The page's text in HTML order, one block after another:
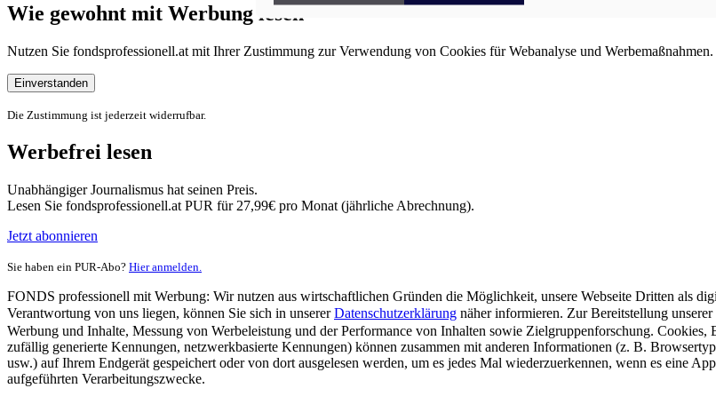
Wie gewohnt mit Werbung lesen
Nutzen Sie fondsprofessionell.at mit Ihrer Zustimmung zur Verwendung von Cookies für Webanalyse und Werbemaßnahmen.
Einverstanden
Die Zustimmung ist jederzeit widerrufbar.
Werbefrei lesen
Unabhängiger Journalismus hat seinen Preis.
Lesen Sie fondsprofessionell.at PUR für 27,99€ pro Monat (jährliche Abrechnung).
Jetzt abonnieren
Sie haben ein PUR-Abo? Hier anmelden.
FONDS professionell mit Werbung: Wir nutzen aus wirtschaftlichen Gründen die Möglichkeit, unsere Webseite Dritten als
Verantwortung von uns liegen, können Sie sich in unsererDatenschutzerklärung näher informieren. Zur Bereitstellung
Werbung und Inhalte, Messung von Werbeleistung und der Performance von Inhalten sowie Zielgruppenforschung.
zufällig generierte Kennungen, netzwerkbasierte Kennungen) können zusammen mit anderen Informationen (z. B.
usw.) auf Ihrem Endgerät gespeichert oder von dort ausgelesen werden, um es jedes Mal wiederzuerkennen, wenn es eine
aufgeführten Verarbeitungszwecke.